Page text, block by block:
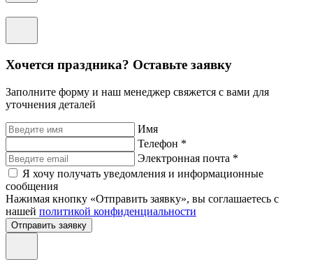
Хочется праздника? Оставьте заявку
Заполните форму и наш менеджер свяжется с вами для
уточнения деталей
Имя
Телефон *
Электронная почта *
Я хочу получать уведомления и информационные
сообщения
Нажимая кнопку «Отправить заявку», вы соглашаетесь с
нашей политикой конфиденциальности
Отправить заявку